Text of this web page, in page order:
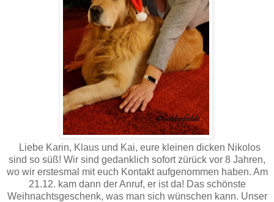
Liebe Karin, Klaus und Kai, eure kleinen dicken Nikolos
sind so süß! Wir sind gedanklich sofort zürück vor 8 Jahren,
wo wir erstesmal mit euch Kontakt aufgenommen haben. Am
21.12. kam dann der Anruf, er ist da! Das schönste
Weihnachtsgeschenk, was man sich wünschen kann. Unser